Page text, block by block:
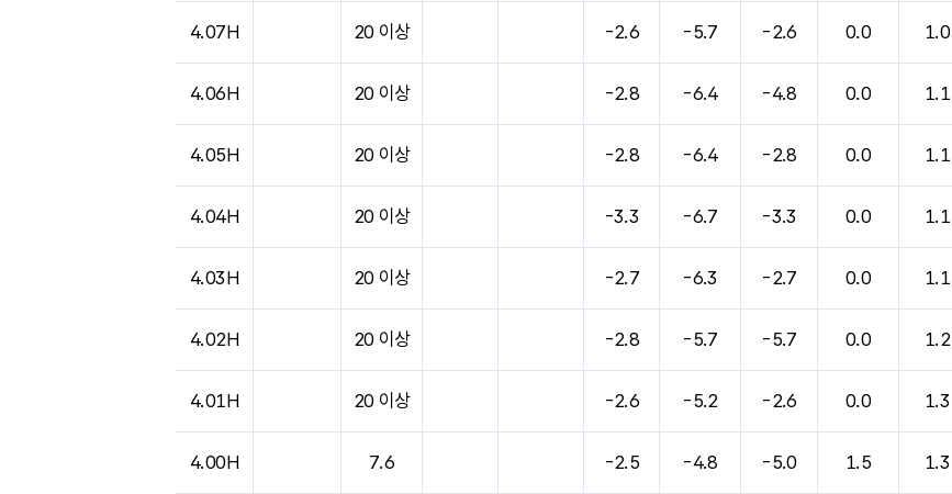
4.07H 20 이상 -2.6 -5.7 -2.6 0.0 1.0
4.06H 20 이상 -2.8 -6.4 -4.8 0.0 1.1
4.05H 20 이상 -2.8 -6.4 -2.8 0.0 1.1
4.04H 20 이상 -3.3 -6.7 -3.3 0.0 1.1
4.03H 20 이상 -2.7 -6.3 -2.7 0.0 1.1
4.02H 20 이상 -2.8 -5.7 -5.7 0.0 1.2
4.01H 20 이상 -2.6 -5.2 -2.6 0.0 1.3
4.00H 7.6 -2.5 -4.8 -5.0 1.5 1.3